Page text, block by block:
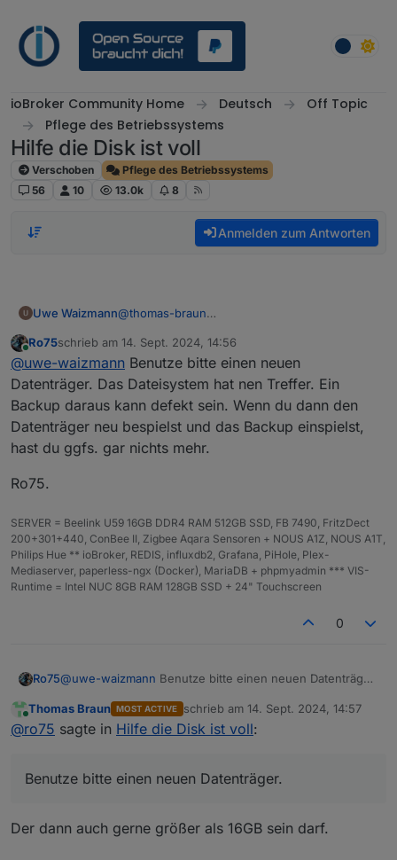
ioBroker Community Home Deutsch
Off Topic
Pflege des Betriebssystems
Hilfe die Disk ist voll
Verschoben
Pflege des Betriebssystems
56
10 13.0k 8
Anmelden zum Antworten
Uwe Waizmann@thomas-braun
System neu aufsetzen mit bookwoorm
dann restore vom iob?
Ro75schrieb am 14. Sept. 2024, 14:56
zuletzt editiert von
@uwe-waizmann Benutze bitte einen neuen
Datenträger. Das Dateisystem hat nen Treffer. Ein
Backup daraus kann defekt sein. Wenn du dann den
Datenträger neu bespielst und das Backup einspielst,
hast du ggfs. gar nichts mehr.
Ro75.
SERVER = Beelink U59 16GB DDR4 RAM 512GB SSD, FB 7490, FritzDect
200+301+440, ConBee II, Zigbee Aqara Sensoren + NOUS A1Z, NOUS A1T,
Philips Hue ** ioBroker, REDIS, influxdb2, Grafana, PiHole, Plex-
Mediaserver, paperless-ngx (Docker), MariaDB + phpmyadmin *** VIS-
Runtime = Intel NUC 8GB RAM 128GB SSD + 24" Touchscreen
0
Ro75@uwe-waizmann Benutze bitte einen neuen Datenträger.
defekt sein. Wenn du dann den Datenträger neu
bespielst und das Backup einspielst, hast du ggfs. gar
Ro75.
Online
Thomas Braun MOST ACTIVE schrieb am 14. Sept. 2024, 14:57
zuletzt editiert von
@ro75 sagte in Hilfe die Disk ist voll:
Benutze bitte einen neuen Datenträger.
Der dann auch gerne größer als 16GB sein darf.